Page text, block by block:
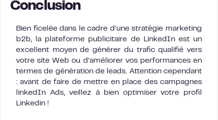
Conclusion
Bien ficelée dans le cadre d’une stratégie marketing
b2b, la plateforme publicitaire de LinkedIn est un
excellent moyen de générer du trafic qualifié vers
votre site Web ou d’améliorer vos performances en
termes de génération de leads. Attention cependant
: avant de faire de mettre en place des campagnes
linkedIn Ads, veillez à bien optimiser votre profil
Linkedin !